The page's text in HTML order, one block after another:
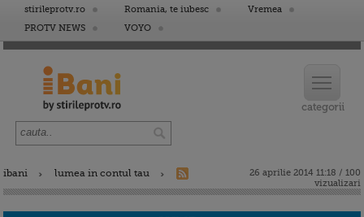
stirileprotv.ro Romania, te iubesc
Vremea
PROTV NEWS
VOYO
ibani lumea in contul tau
26 aprilie 2014 11:18 / 100
vizualizari